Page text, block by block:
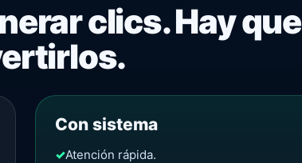
clics. Hay que
Con sistema
✓Atención rápida.